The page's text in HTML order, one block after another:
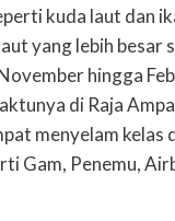
kuda laut dan
yang lebih besar
hingga
di Raja
menyelam kelas
Gam, Penemu,